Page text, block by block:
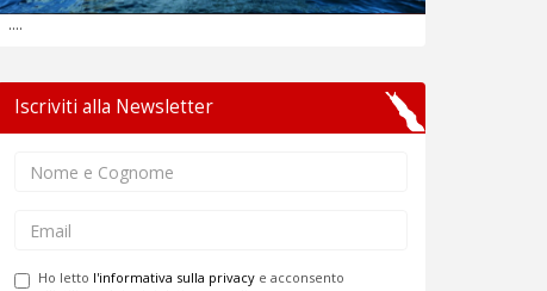
....
Iscriviti alla Newsletter
Ho letto l'informativa sulla privacy e acconsento